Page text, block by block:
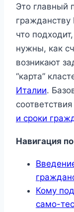
Это главный
гражданству
что
нужны, как
возникают
“карта”
Италии.
и сроки
Навигация
Кому
само-